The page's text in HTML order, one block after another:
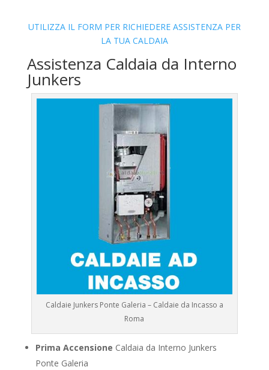
UTILIZZA IL FORM PER RICHIEDERE ASSISTENZA PER
LA TUA CALDAIA
Assistenza Caldaia da Interno
Junkers
Caldaie Junkers Ponte Galeria – Caldaie da Incasso a
Roma
Prima Accensione Caldaia da Interno Junkers
Ponte Galeria